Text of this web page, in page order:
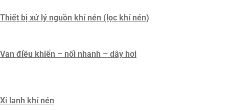
Thiết bị xử lý nguồn khí nén (lọc khí nén)
Van điều khiển – nối nhanh – dây hơi
Xi lanh khí nén